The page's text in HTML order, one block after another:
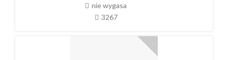
nie wygasa
3267